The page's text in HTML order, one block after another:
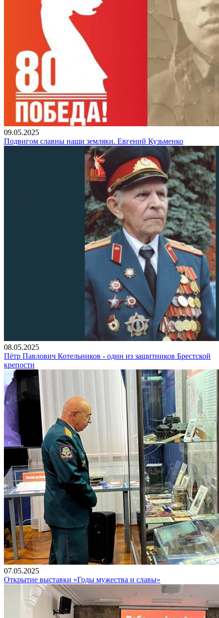
09.05.2025
Подвигом славны наши земляки. Евгений Кузьменко
08.05.2025
Пётр Павлович Котельников - один из защитников Брестской
крепости
07.05.2025
Открытие выставки «Годы мужества и славы»